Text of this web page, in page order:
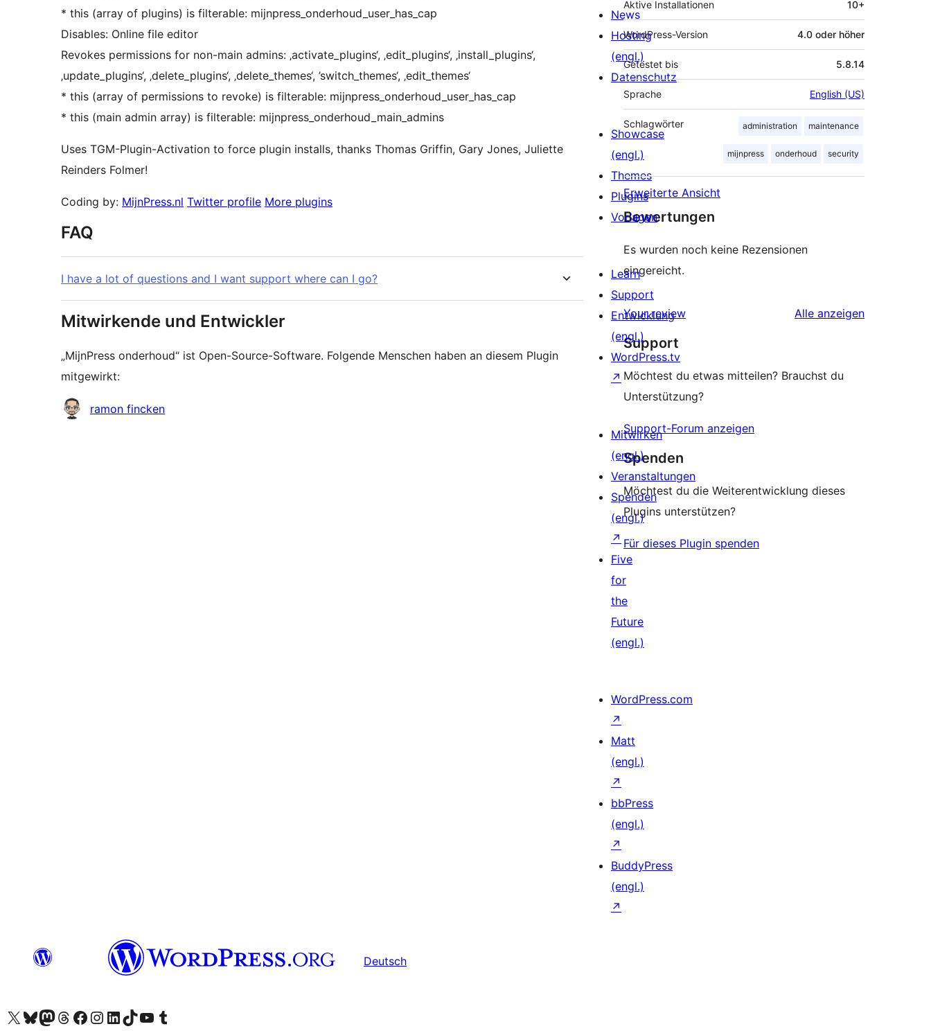
* this (array of plugins) is filterable: mijnpress_onderhoud_user_has_cap
Disables: Online file editor
Revokes permissions for non-main admins: ‚activate_plugins‘, ‚edit_plugins‘, ‚install_plugins‘,
‚update_plugins‘, ‚delete_plugins‘, ‚delete_themes‘, ’switch_themes‘, ‚edit_themes‘
* this (array of permissions to revoke) is filterable: mijnpress_onderhoud_user_has_cap
* this (main admin array) is filterable: mijnpress_onderhoud_main_admins
Uses TGM-Plugin-Activation to force plugin installs, thanks Thomas Griffin, Gary Jones, Juliette
Reinders Folmer!
Coding by: MijnPress.nl Twitter profile More plugins
FAQ
I have a lot of questions and I want support where can I go?
Mitwirkende und Entwickler
„MijnPress onderhoud“ ist Open-Source-Software. Folgende Menschen haben an diesem Plugin
mitgewirkt:
Mitwirkende
ramon fincken
Aktive Installationen 10+
WordPress-Version 4.0 oder höher
Getestet bis 5.8.14
Sprache English (US)
Schlagwörter administration maintenance
mijnpress onderhoud security
Erweiterte Ansicht
Bewertungen
Es wurden noch keine Rezensionen
eingereicht.
Your review Alle Rezensionen
anzeigen
Support
Möchtest du etwas mitteilen? Brauchst du
Unterstützung?
Support-Forum anzeigen
Spenden
Möchtest du die Weiterentwicklung dieses
Plugins unterstützen?
Für dieses Plugin spenden
News
Hosting
(engl.)
Datenschutz
Showcase
(engl.)
Themes
Plugins
Vorlagen
Learn
Support
Entwicklung
(engl.)
WordPress.tv
↗
Mitwirken
(engl.)
Veranstaltungen
Spenden
(engl.)
↗
Five
for
the
Future
(engl.)
WordPress.com
↗
Matt
(engl.)
↗
bbPress
(engl.)
↗
BuddyPress
(engl.)
↗
Deutsch
Unser X-Konto (früher Twitter) besuchen
Unser Bluesky-Konto besuchen
Unser Mastodon-Konto besuchen
Unser Threads-Konto besuchen
Unsere Facebook-Seite besuchen
Unser Instagram-Konto besuchen
Unser LinkedIn-Konto besuchen
Unser TikTok-Konto besuchen
Unseren YouTube-Kanal besuchen
Unser Tumblr-Konto besuchen